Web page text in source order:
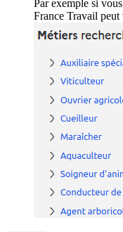
Par exemple si
France Travail peut